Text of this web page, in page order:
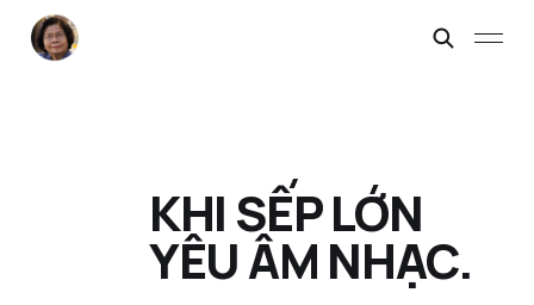
KHI SẾP LỚN
YÊU ÂM NHẠC.